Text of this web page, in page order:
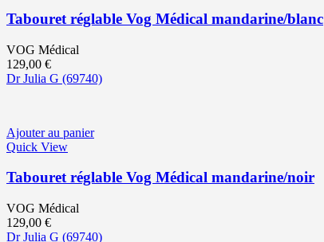
Tabouret réglable Vog Médical mandarine/blanc
VOG Médical
129,00 €
Dr Julia G (69740)
Ajouter au panier
Quick View
Tabouret réglable Vog Médical mandarine/noir
VOG Médical
129,00 €
Dr Julia G (69740)